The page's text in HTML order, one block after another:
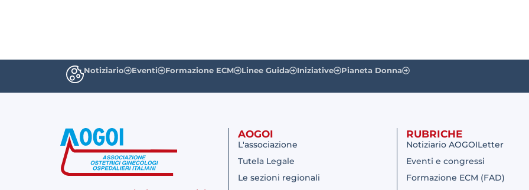
Notiziario Eventi Formazione ECM Linee Guida Iniziative Pianeta Donna
AOGOI
L'associazione
Tutela Legale
Le sezioni regionali
RUBRICHE
Notiziario AOGOILetter
Eventi e congressi
Formazione ECM (FAD)